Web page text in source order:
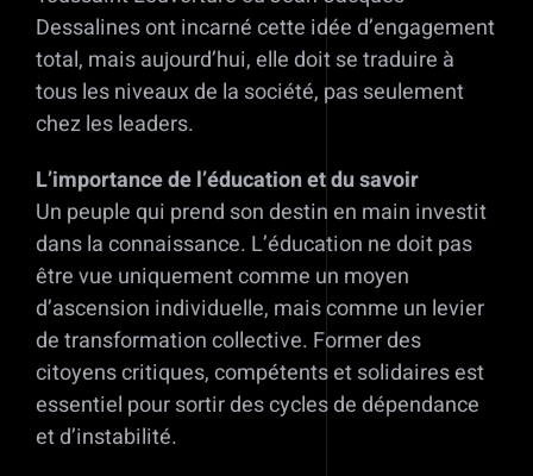
Dessalines ont incarné cette idée d’engagement
total, mais aujourd’hui, elle doit se traduire à
tous les niveaux de la société, pas seulement
chez les leaders.
L’importance de l’éducation et du savoir
Un peuple qui prend son destin en main investit
dans la connaissance. L’éducation ne doit pas
être vue uniquement comme un moyen
d’ascension individuelle, mais comme un levier
de transformation collective. Former des
citoyens critiques, compétents et solidaires est
essentiel pour sortir des cycles de dépendance
et d’instabilité.